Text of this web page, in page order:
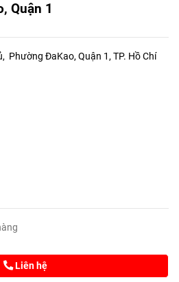
Quận 1
Phường ĐaKao, Quận 1, TP. Hồ Chí
Liên hệ